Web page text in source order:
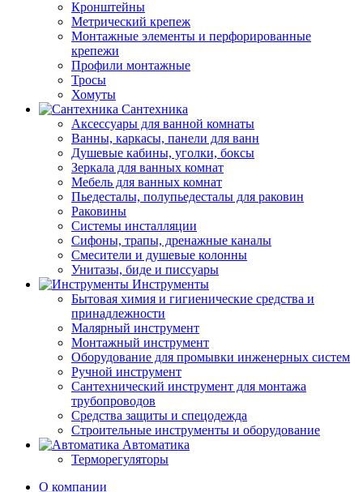
Кронштейны
Метрический крепеж
Монтажные элементы и перфорированные
крепежи
Профили монтажные
Тросы
Хомуты
Сантехника
Аксессуары для ванной комнаты
Ванны, каркасы, панели для ванн
Душевые кабины, уголки, боксы
Зеркала для ванных комнат
Мебель для ванных комнат
Пьедесталы, полупьедесталы для раковин
Раковины
Системы инсталляции
Сифоны, трапы, дренажные каналы
Смесители и душевые колонны
Унитазы, биде и писсуары
Инструменты
Бытовая химия и гигиенические средства и
принадлежности
Малярный инструмент
Монтажный инструмент
Оборудование для промывки инженерных систем
Ручной инструмент
Сантехнический инструмент для монтажа
трубопроводов
Средства защиты и спецодежда
Строительные инструменты и оборудование
Автоматика
Терморегуляторы
О компании